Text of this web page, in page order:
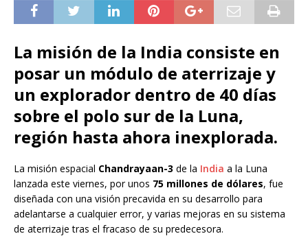
La misión de la India consiste en
posar un módulo de aterrizaje y
un explorador dentro de 40 días
sobre el polo sur de la Luna,
región hasta ahora inexplorada.
La misión espacial Chandrayaan-3 de la India a la Luna
lanzada este viernes, por unos 75 millones de dólares, fue
diseñada con una visión precavida en su desarrollo para
adelantarse a cualquier error, y varias mejoras en su sistema
de aterrizaje tras el fracaso de su predecesora.